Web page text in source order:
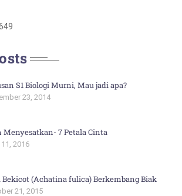
S1 Biologi Murni, Mau jadi apa?
23, 2014
Menyesatkan- 7 Petala Cinta
2016
Bekicot (Achatina fulica) Berkembang Biak
21, 2015